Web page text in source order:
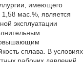
имеющего
1,58 мас.%, является
эксплуатации
сплава. В условиях